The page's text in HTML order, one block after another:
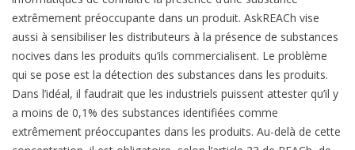
extrêmement préoccupante dans un produit. AskREACh vise
aussi à sensibiliser les distributeurs à la présence de substances
nocives dans les produits qu’ils commercialisent. Le problème
qui se pose est la détection des substances dans les produits.
Dans l’idéal, il faudrait que les industriels puissent attester qu’il y
a moins de 0,1% des substances identifiées comme
extrêmement préoccupantes dans les produits. Au-delà de cette